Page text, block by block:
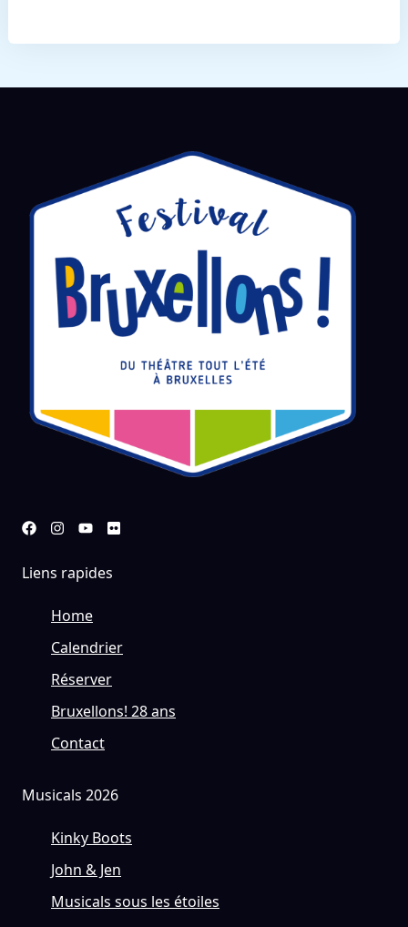
Liens rapides
Home
Calendrier
Réserver
Bruxellons! 28 ans
Contact
Musicals 2026
Kinky Boots
John & Jen
Musicals sous les étoiles